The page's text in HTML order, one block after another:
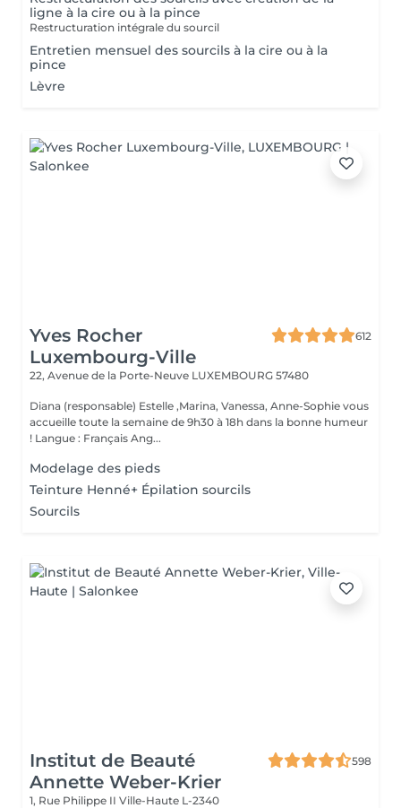
ligne à la cire ou à la pince
Restructuration intégrale du sourcil
Entretien mensuel des sourcils à la cire ou à la
pince
Lèvre
Yves Rocher
Luxembourg-Ville
612
22, Avenue de la Porte-Neuve LUXEMBOURG 57480
Diana (responsable) Estelle ,Marina, Vanessa, Anne-Sophie vous
accueille toute la semaine de 9h30 à 18h dans la bonne humeur
! Langue : Français Ang...
Modelage des pieds
Teinture Henné+ Épilation sourcils
Sourcils
Institut de Beauté
Annette Weber-Krier
598
1, Rue Philippe II Ville-Haute L-2340